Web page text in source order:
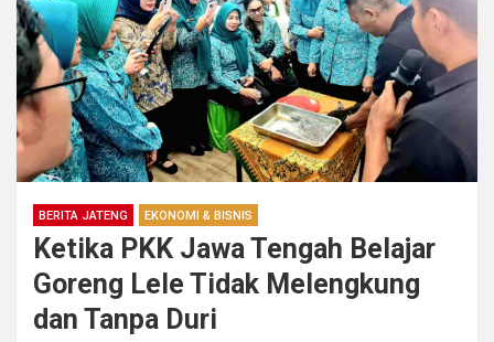
BERITA JATENG EKONOMI & BISNIS
Ketika PKK Jawa Tengah Belajar
Goreng Lele Tidak Melengkung
dan Tanpa Duri